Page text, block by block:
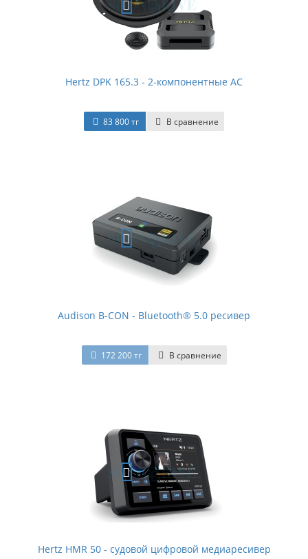
Hertz DPK 165.3 - 2-компонентные АС
83 800 тг В сравнение
Audison B-CON - Bluetooth® 5.0 ресивер
172 200 тг В сравнение
Hertz HMR 50 - судовой цифровой медиаресивер